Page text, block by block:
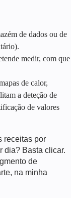
de dados ou de
medir, com que
de calor,
a deteção de
de valores
receitas por
dia? Basta clicar.
de
na minha